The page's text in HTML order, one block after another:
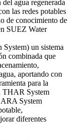
agua regenerada
las redes potables
de conocimiento de
SUEZ Water
un sistema
combinada que
aportando con
para la
THAR System
System
diferentes